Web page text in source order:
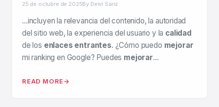
25 de octubre de 2025By Deivi Sanz
…incluyen la relevancia del contenido, la autoridad
del sitio web, la experiencia del usuario y la calidad
de los enlaces entrantes. ¿Cómo puedo mejorar
mi ranking en Google? Puedes mejorar…
READ MORE